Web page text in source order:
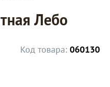
Лебо
Код товара: 060130